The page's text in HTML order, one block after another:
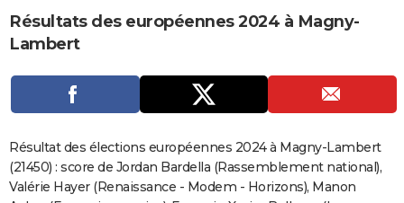
CARTE DE VOEUX
Carte de Noël
Carte Bonne année
Carte Saint-Valentin
Carte Pâques
Carte d'anniversaire
Dictionnaire
Biographies
Expressions
Proverbes
PROGRAMME TV
S'inscrire
Se connecter
Lycées
Collèges
Primaires
Universités
Entreprises
Service militaire
Avis de recherche
AVIS DE DÉCÈS
Résultats des européennes 2024 à Magny-
Lambert
Résultat des élections européennes 2024 à Magny-Lambert
(21450) : score de Jordan Bardella (Rassemblement national),
Valérie Hayer (Renaissance - Modem - Horizons), Manon